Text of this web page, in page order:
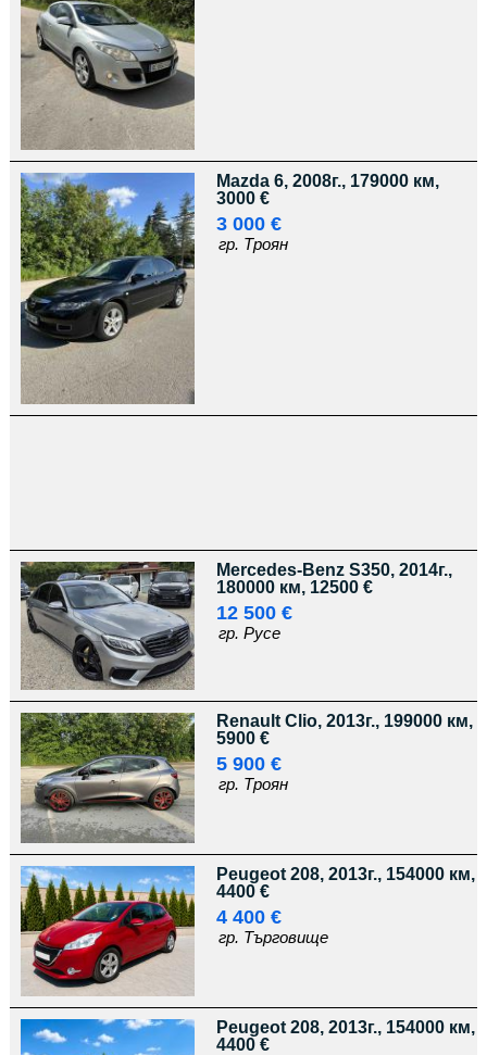
Mazda 6, 2008г., 179000 км,
3000 €
3 000 €
гр. Троян
Mercedes-Benz S350, 2014г.,
180000 км, 12500 €
12 500 €
гр. Русе
Renault Clio, 2013г., 199000 км,
5900 €
5 900 €
гр. Троян
Peugeot 208, 2013г., 154000 км,
4400 €
4 400 €
гр. Търговище
Peugeot 208, 2013г., 154000 км,
4400 €